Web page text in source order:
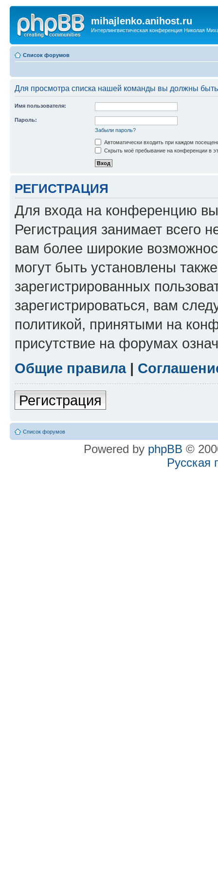
mihajlenko.anihost.ru
Интерлингвистическая конференция Николая
Список форумов
Для просмотра списка нашей команды вы должны
Имя пользователя:
Пароль:
Забыли пароль?
Автоматически входить при каждом
Скрыть моё пребывание на конференции в
РЕГИСТРАЦИЯ
Для входа на конференцию
Регистрация занимает всего
вам более широкие
могут быть установлены
зарегистрированных
зарегистрироваться, вам
политикой, принятыми на
присутствие на форумах
Общие правила|
Регистрация
Список форумов
Powered by phpBB ©
Русская